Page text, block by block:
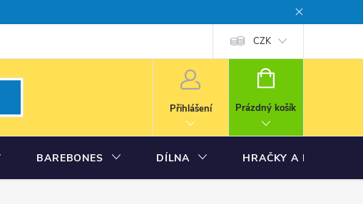
CZK
Přihlášení
NÁKUPNÍ
Prázdný košík
BAREBONES DÍLNA HRAČKY A MODELY